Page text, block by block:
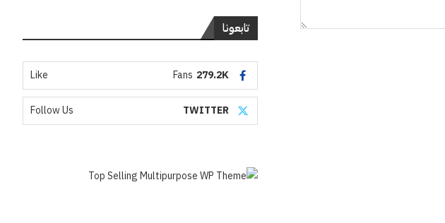
تابعونا
279.2K
Fans
Like
TWITTER
Follow Us